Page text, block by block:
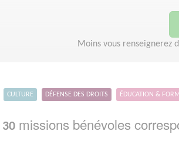
Moins vous renseignerez
CULTURE DÉFENSE DES DROITS ÉDUCATION &
30 missions bénévoles